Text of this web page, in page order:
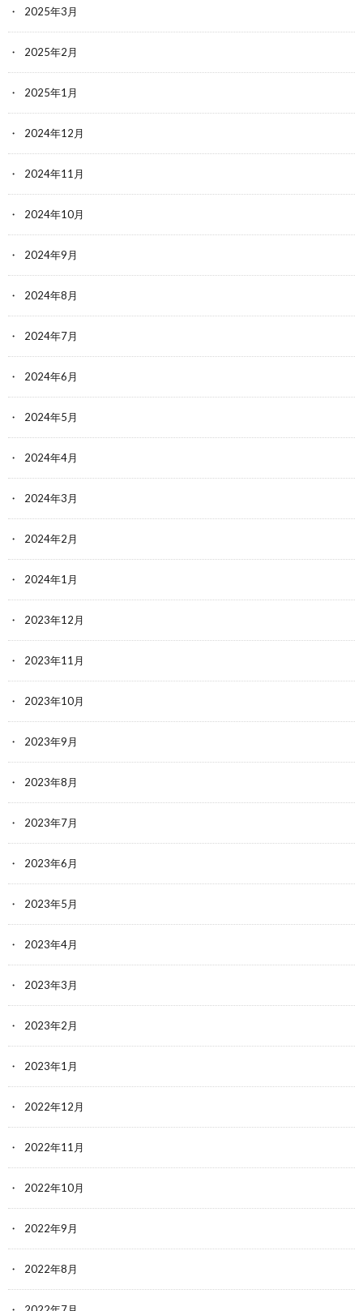
2025年3月
2025年2月
2025年1月
2024年12月
2024年11月
2024年10月
2024年9月
2024年8月
2024年7月
2024年6月
2024年5月
2024年4月
2024年3月
2024年2月
2024年1月
2023年12月
2023年11月
2023年10月
2023年9月
2023年8月
2023年7月
2023年6月
2023年5月
2023年4月
2023年3月
2023年2月
2023年1月
2022年12月
2022年11月
2022年10月
2022年9月
2022年8月